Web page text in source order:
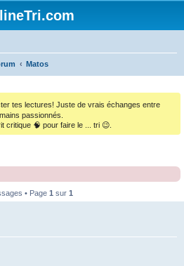
Matos
tes lectures! Juste de vrais échanges entre
passionnés.
critique 🧠 pour faire le ... tri 😉.
• Page 1 sur 1